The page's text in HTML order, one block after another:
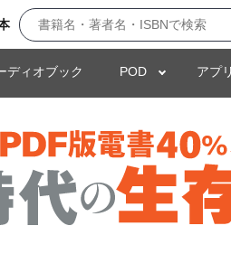
ディオブック POD アプリ